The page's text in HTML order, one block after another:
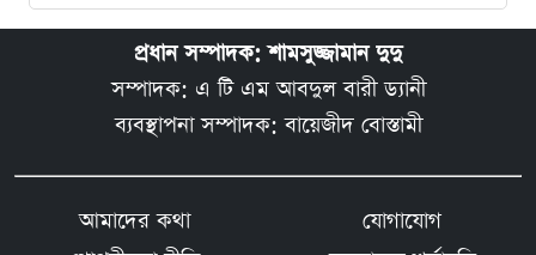
প্রধান সম্পাদক: শামসুজ্জামান দুদু
সম্পাদক: এ টি এম আবদুল বারী ড্যানী
ব্যবস্থাপনা সম্পাদক: বায়েজীদ বোস্তামী
আমাদের কথা
যোগাযোগ